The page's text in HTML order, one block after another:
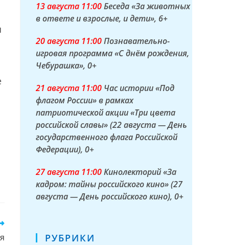
13 августа 11:00Беседа «За животных
в ответе и взрослые, и дети», 6+
20 августа 11:00Познавательно-
игровая программа «С днём рождения,
Чебурашка», 0+
21 августа 11:00 Час истории «Под
флагом России» в рамках
патриотической акции «Три цвета
российской славы» (22 августа — День
государственного флага Российской
Федерации), 0+
27 августа 11:00Кинолекторий «За
кадром: тайны российского кино» (27
августа — День российского кино), 0+
РУБРИКИ